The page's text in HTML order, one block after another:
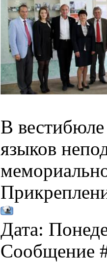
В
языков
Дата:
Сообщение